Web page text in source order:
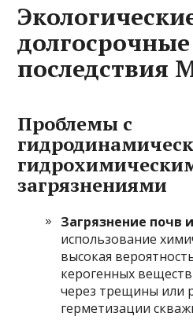
долгосрочные
последствия
Проблемы с
загрязнениями
Загрязнение почв
использование
высокая
керогенных
через трещины или
герметизации